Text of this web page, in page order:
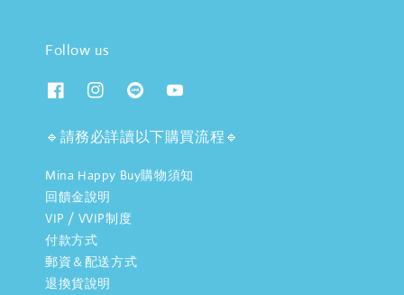
Follow us
🔹請務必詳讀以下購買流程🔹
Mina Happy Buy購物須知
回饋金說明
VIP / VVIP制度
付款方式
郵資＆配送方式
退換貨說明